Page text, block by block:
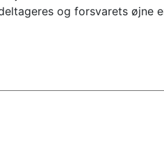
og forsvarets